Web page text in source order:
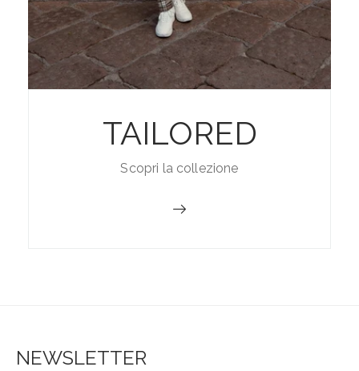
TAILORED
Scopri la collezione
NEWSLETTER